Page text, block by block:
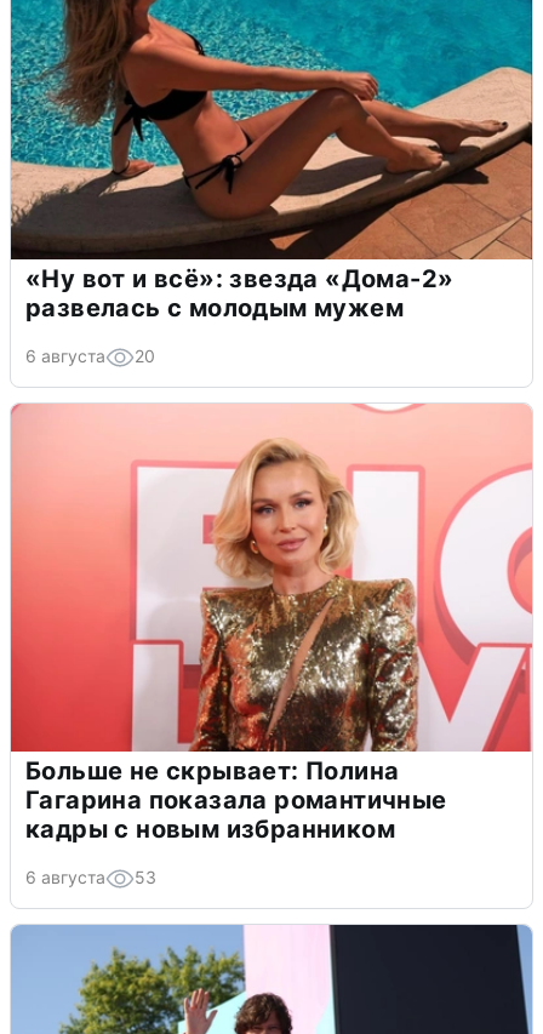
«Ну вот и всё»: звезда «Дома-2»
развелась с молодым мужем
6 августа 20
Больше не скрывает: Полина
Гагарина показала романтичные
кадры с новым избранником
6 августа 53